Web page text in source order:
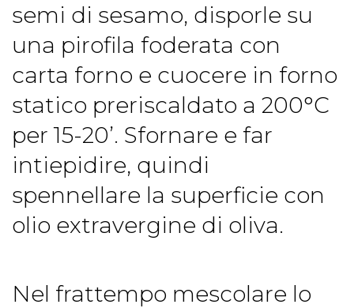
semi di sesamo, disporle su
una pirofila foderata con
carta forno e cuocere in forno
statico preriscaldato a 200°C
per 15-20’. Sfornare e far
intiepidire, quindi
spennellare la superficie con
olio extravergine di oliva.
Nel frattempo mescolare lo